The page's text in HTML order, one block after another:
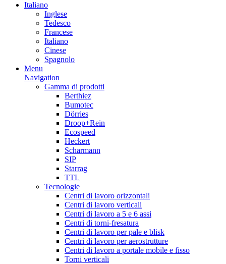
Italiano
Inglese
Tedesco
Francese
Italiano
Cinese
Spagnolo
Menu
Navigation
Gamma di prodotti
Berthiez
Bumotec
Dörries
Droop+Rein
Ecospeed
Heckert
Scharmann
SIP
Starrag
TTL
Tecnologie
Centri di lavoro orizzontali
Centri di lavoro verticali
Centri di lavoro a 5 e 6 assi
Centri di torni-fresatura
Centri di lavoro per pale e blisk
Centri di lavoro per aerostrutture
Centri di lavoro a portale mobile e fisso
Torni verticali